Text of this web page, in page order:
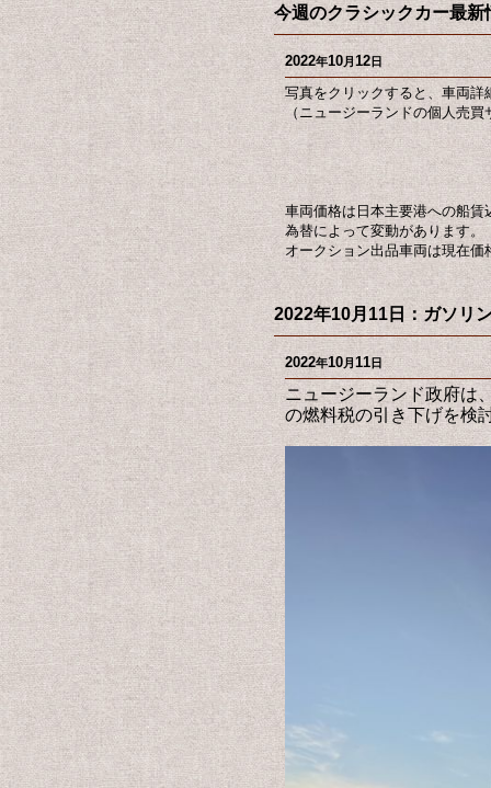
今週のクラシックカー最
2022年10月12日
写真をクリックすると、車両詳
（ニュージーランドの個人売
車両価格は日本主要港への船賃
為替によって変動があります。
オークション出品車両は現在価
2022年10月11日：ガソリ
2022年10月11日
ニュージーランド政府は
の燃料税の引き下げを検